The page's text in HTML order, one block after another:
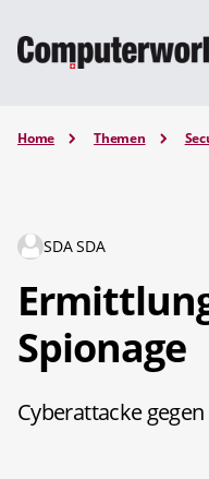
Home Themen
SDA SDA
Spionage
Cyberattacke gegen